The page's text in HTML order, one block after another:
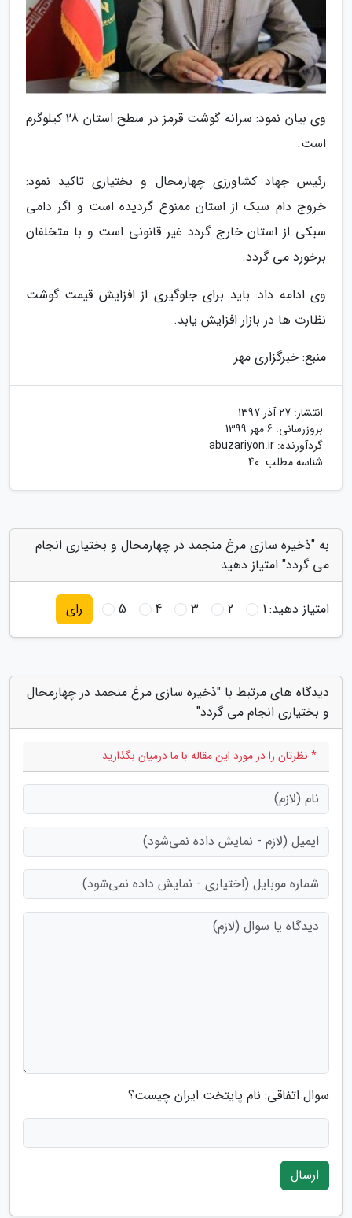
وی بیان نمود: سرانه گوشت قرمز در سطح استان 28 کیلوگرم
است.
رئیس جهاد کشاورزی چهارمحال و بختیاری تاکید نمود:
خروج دام سبک از استان ممنوع گردیده است و اگر دامی
سبکی از استان خارج گردد غیر قانونی است و با متخلفان
برخورد می گردد.
وی ادامه داد: باید برای جلوگیری از افزایش قیمت گوشت
نظارت ها در بازار افزایش یابد.
منبع: خبرگزاری مهر
انتشار: 27 آذر 1397
بروزرسانی: 6 مهر 1399
گردآورنده: abuzariyon.ir
شناسه مطلب: 40
به "ذخیره سازی مرغ منجمد در چهارمحال و بختیاری انجام
می گردد" امتیاز دهید
امتیاز دهید:1
2
3
4
5 رای
دیدگاه های مرتبط با "ذخیره سازی مرغ منجمد در چهارمحال
و بختیاری انجام می گردد"
* نظرتان را در مورد این مقاله با ما درمیان بگذارید
سوال اتفاقی: نام پایتخت ایران چیست؟
ارسال